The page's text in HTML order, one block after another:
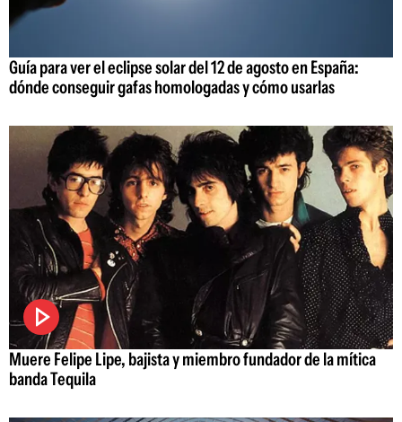
Guía para ver el eclipse solar del 12 de agosto en España:
dónde conseguir gafas homologadas y cómo usarlas
Muere Felipe Lipe, bajista y miembro fundador de la mítica
banda Tequila